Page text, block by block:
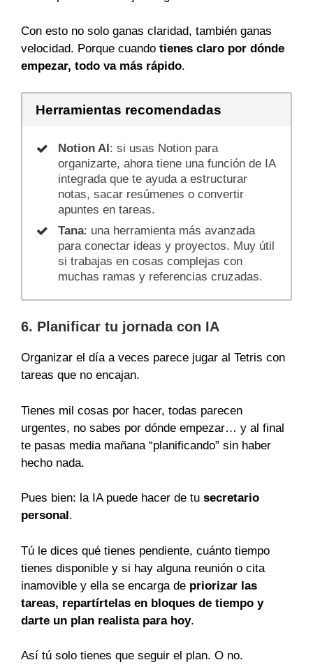
Con esto no solo ganas claridad, también ganas
velocidad. Porque cuando tienes claro por dónde
empezar, todo va más rápido.
Herramientas recomendadas
Notion AI: si usas Notion para
organizarte, ahora tiene una función de IA
integrada que te ayuda a estructurar
notas, sacar resúmenes o convertir
apuntes en tareas.
Tana: una herramienta más avanzada
para conectar ideas y proyectos. Muy útil
si trabajas en cosas complejas con
muchas ramas y referencias cruzadas.
6. Planificar tu jornada con IA
Organizar el día a veces parece jugar al Tetris con
tareas que no encajan.
Tienes mil cosas por hacer, todas parecen
urgentes, no sabes por dónde empezar… y al final
te pasas media mañana “planificando” sin haber
hecho nada.
Pues bien: la IA puede hacer de tu secretario
personal .
Tú le dices qué tienes pendiente, cuánto tiempo
tienes disponible y si hay alguna reunión o cita
inamovible y ella se encarga de priorizar las
tareas, repartírtelas en bloques de tiempo y
darte un plan realista para hoy.
Así tú solo tienes que seguir el plan. O no.